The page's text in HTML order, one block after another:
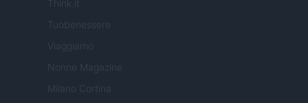
Tuobenessere
Viaggiamo
Nonne Magazine
Milano Cortina